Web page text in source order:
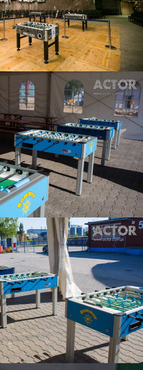
stołowe.
Kraków - Actor
Urządzenia
Piłkarzyki stołowe